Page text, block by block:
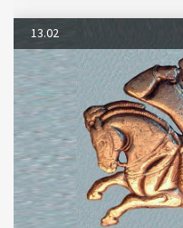
13.02